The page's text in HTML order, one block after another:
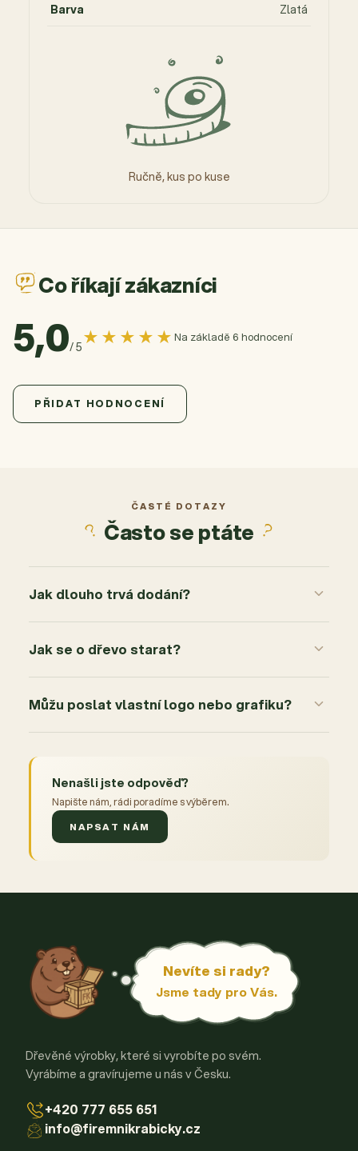
Ručně, kus po kuse
Barva Zlatá
Co říkají zákazníci
5,0/ 5★★★★★Na základě 6 hodnocení
5,0Průměrné hodnocení produktu je 5,0 z 5 hvězdiček.
6 hodnocení
PŘIDAT HODNOCENÍ
ČASTÉ DOTAZY
Často se ptáte
Jak dlouho trvá dodání?
Jak se o dřevo starat?
Můžu poslat vlastní logo nebo grafiku?
Nenašli jste odpověď?
Napište nám, rádi poradíme s výběrem.
NAPSAT NÁM
Nevíte si rady?
Jsme tady pro Vás.
Dřevěné výrobky, které si vyrobíte po svém.
Vyrábíme a gravírujeme u nás v Česku.
+420 777 655 651
info@firemnikrabicky.cz